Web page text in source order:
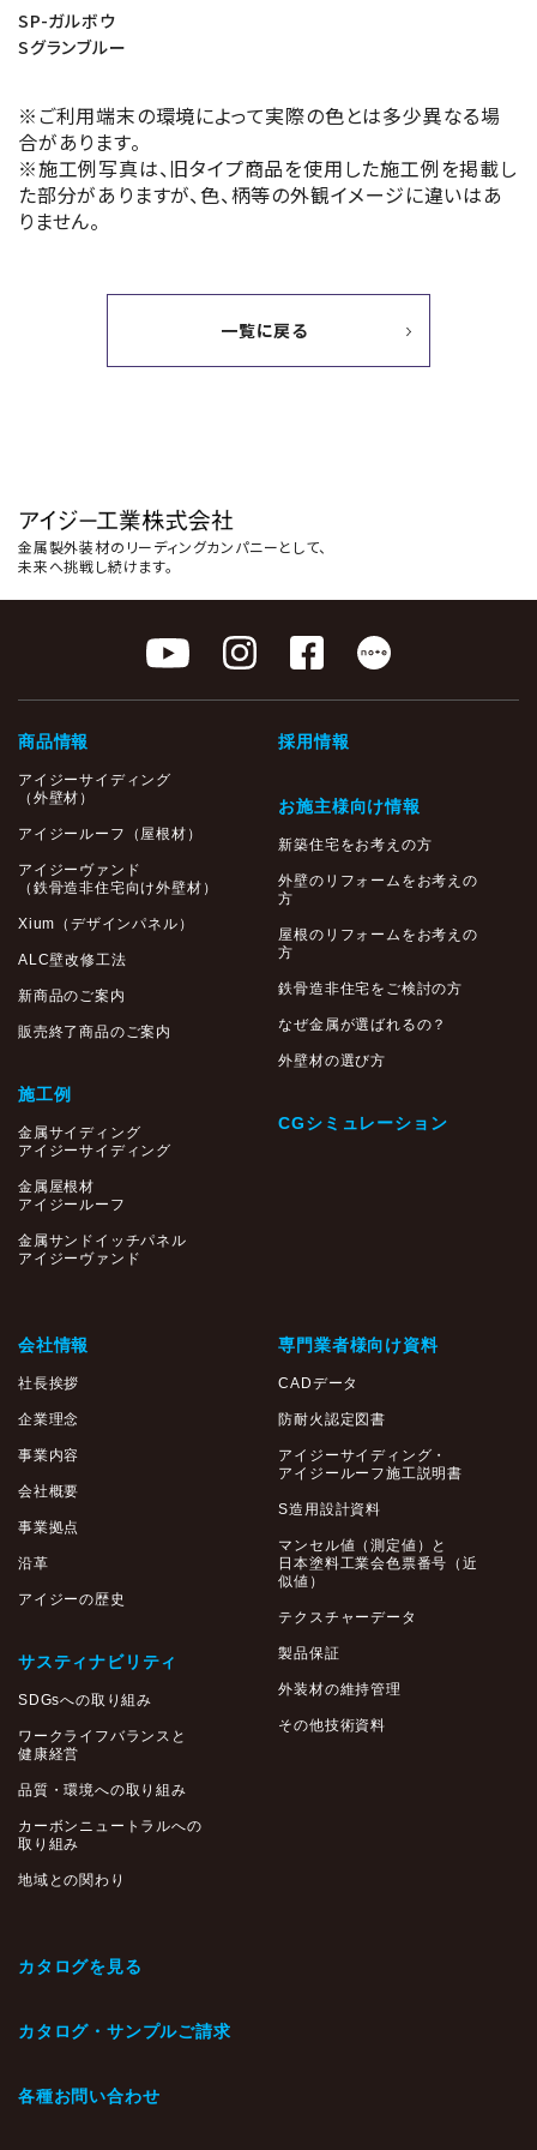
SP-ガルボウ
Sグランブルー
※ご利用端末の環境によって実際の色とは多少異なる場
合があります。
※施工例写真は、旧タイプ商品を使用した施工例を掲載し
た部分がありますが、色、柄等の外観イメージに違いはあ
りません。
一覧に戻る
金属製外装材のリーディングカンパニーとして、
未来へ挑戦し続けます。
商品情報
アイジーサイディング
（外壁材）
アイジールーフ（屋根材）
アイジーヴァンド
（鉄骨造非住宅向け外壁材）
Xium（デザインパネル）
ALC壁改修工法
新商品のご案内
販売終了商品のご案内
施工例
金属サイディング
アイジーサイディング
金属屋根材
アイジールーフ
金属サンドイッチパネル
アイジーヴァンド
会社情報
社長挨拶
企業理念
事業内容
会社概要
事業拠点
沿革
アイジーの歴史
サスティナビリティ
SDGsへの取り組み
ワークライフバランスと
健康経営
品質・環境への取り組み
カーボンニュートラルへの
取り組み
地域との関わり
採用情報
お施主様向け情報
新築住宅をお考えの方
外壁のリフォームをお考えの
方
屋根のリフォームをお考えの
方
鉄骨造非住宅をご検討の方
なぜ金属が選ばれるの？
外壁材の選び方
CGシミュレーション
専門業者様向け資料
CADデータ
防耐火認定図書
アイジーサイディング・
アイジールーフ施工説明書
S造用設計資料
マンセル値（測定値）と
日本塗料工業会色票番号（近
似値）
テクスチャーデータ
製品保証
外装材の維持管理
その他技術資料
カタログを見る
カタログ・サンプルご請求
各種お問い合わせ